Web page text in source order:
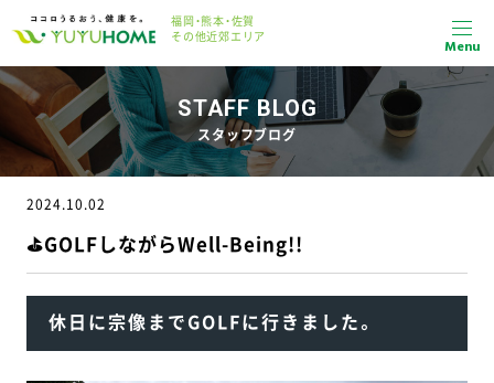
福岡・熊本・佐賀
その他近郊エリア
Menu
STAFF BLOG
スタッフブログ
2024.10.02
⛳GOLFしながらWell-Being!!
休日に宗像までGOLFに行きました。